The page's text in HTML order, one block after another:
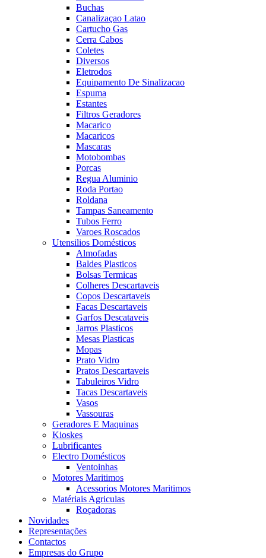
Buchas
Canalizaçao Latao
Cartucho Gas
Cerra Cabos
Coletes
Diversos
Eletrodos
Equipamento De Sinalizacao
Espuma
Estantes
Filtros Geradores
Macarico
Macaricos
Mascaras
Motobombas
Porcas
Regua Aluminio
Roda Portao
Roldana
Tampas Saneamento
Tubos Ferro
Varoes Roscados
Utensilios Domésticos
Almofadas
Baldes Plasticos
Bolsas Termicas
Colheres Descartaveis
Copos Descartaveis
Facas Descartaveis
Garfos Descataveis
Jarros Plasticos
Mesas Plasticas
Mopas
Prato Vidro
Pratos Descartaveis
Tabuleiros Vidro
Tacas Descartaveis
Vasos
Vassouras
Geradores E Maquinas
Kioskes
Lubrificantes
Electro Domésticos
Ventoinhas
Motores Maritimos
Acessorios Motores Maritimos
Matériais Agriculas
Roçadoras
Novidades
Representações
Contactos
Empresas do Grupo